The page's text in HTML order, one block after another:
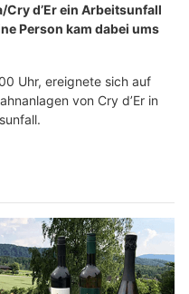
d’Er ein Arbeitsunfall
Person kam dabei ums
Uhr, ereignete sich auf
von Cry d’Er in